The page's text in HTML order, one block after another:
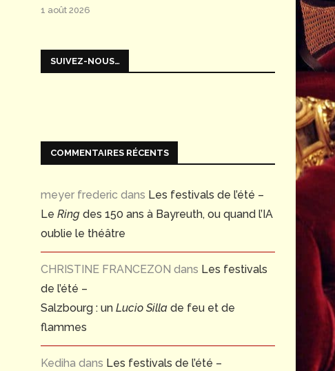
1 août 2026
SUIVEZ-NOUS…
COMMENTAIRES RÉCENTS
meyer frederic dans Les festivals de l’été –
Le Ring des 150 ans à Bayreuth, ou quand l’IA
oublie le théâtre
CHRISTINE FRANCEZON dans Les festivals
de l’été –
Salzbourg : un Lucio Silla de feu et de
flammes
Kediha dans Les festivals de l’été –